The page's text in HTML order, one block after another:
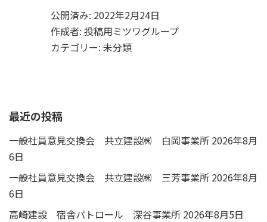
公開済み: 2022年2月24日
作成者: 投稿用ミツワグループ
カテゴリー: 未分類
最近の投稿
一般社員意見交換会 共立建設㈱ 白岡事業所 2026年8月
6日
一般社員意見交換会 共立建設㈱ 三芳事業所 2026年8月
6日
高崎建設 宿舎パトロール 深谷事業所 2026年8月5日